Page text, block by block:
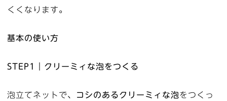
くくなります。
基本の使い方
STEP1｜クリーミィな泡をつくる
泡立てネットで、 コシのあるクリーミィな泡 をつくっ